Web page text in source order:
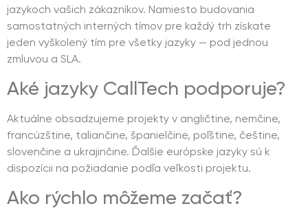
jazykoch vašich zákazníkov. Namiesto budovania
samostatných interných tímov pre každý trh získate
jeden vyškolený tím pre všetky jazyky — pod jednou
zmluvou a SLA.
Aké jazyky CallTech podporuje?
Aktuálne obsadzujeme projekty v angličtine, nemčine,
francúzštine, taliančine, španielčine, poľštine, češtine,
slovenčine a ukrajinčine. Ďalšie európske jazyky sú k
dispozícii na požiadanie podľa veľkosti projektu.
Ako rýchlo môžeme začať?